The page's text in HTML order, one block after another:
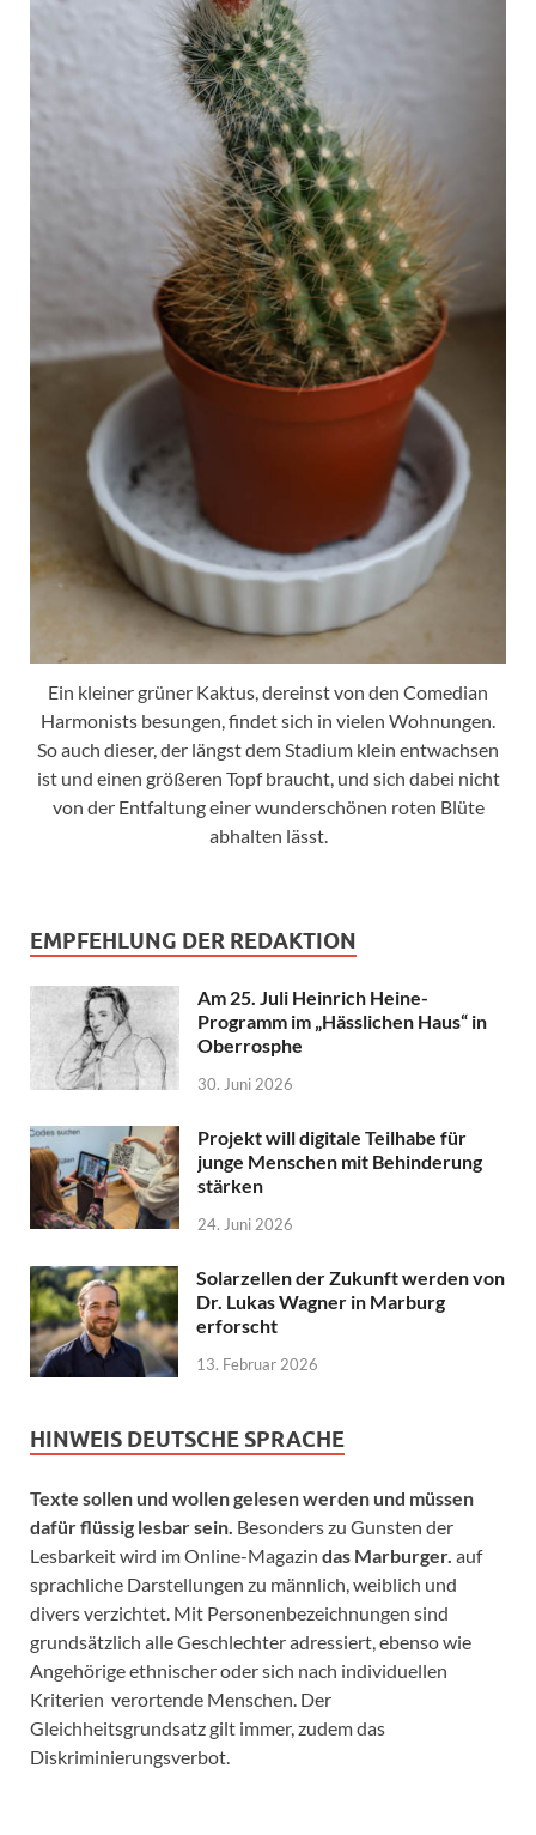
Ein kleiner grüner Kaktus, dereinst von den Comedian
Harmonists besungen, findet sich in vielen Wohnungen.
So auch dieser, der längst dem Stadium klein entwachsen
ist und einen größeren Topf braucht, und sich dabei nicht
von der Entfaltung einer wunderschönen roten Blüte
abhalten lässt.
EMPFEHLUNG DER REDAKTION
Am 25. Juli Heinrich Heine-
Programm im „Hässlichen Haus“ in
Oberrosphe
30. Juni 2026
Projekt will digitale Teilhabe für
junge Menschen mit Behinderung
stärken
24. Juni 2026
Solarzellen der Zukunft werden von
Dr. Lukas Wagner in Marburg
erforscht
13. Februar 2026
HINWEIS DEUTSCHE SPRACHE
Texte sollen und wollen gelesen werden und müssen
dafür flüssig lesbar sein. Besonders zu Gunsten der
Lesbarkeit wird im Online-Magazin das Marburger. auf
sprachliche Darstellungen zu männlich, weiblich und
divers verzichtet. Mit Personenbezeichnungen sind
grundsätzlich alle Geschlechter adressiert, ebenso wie
Angehörige ethnischer oder sich nach individuellen
Kriterien verortende Menschen. Der
Gleichheitsgrundsatz gilt immer, zudem das
Diskriminierungsverbot.